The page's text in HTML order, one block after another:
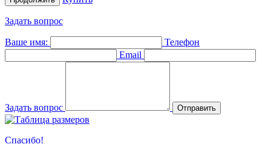
Задать вопрос
Ваше имя:
Телефон
Email
Задать вопрос Отправить
Спасибо!